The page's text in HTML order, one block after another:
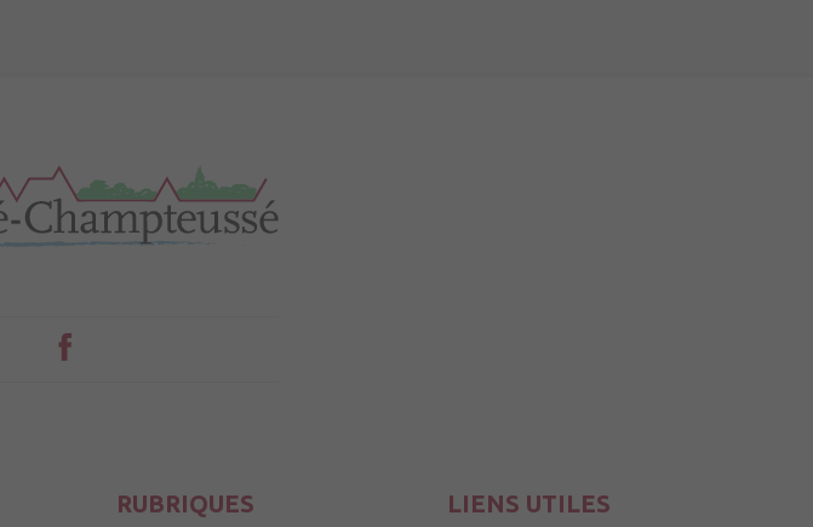
RUBRIQUES LIENS UTILES